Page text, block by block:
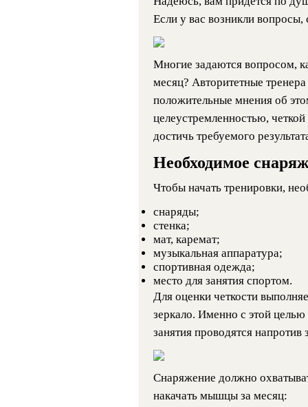
Если у вас возникли вопросы,
Многие задаются вопросом,
месяц? Авторитетные
положительные мнения об
целеустремленностью,
достичь требуемого
Необходимое
Чтобы начать тренировки,
снаряды;
стенка;
мат, каремат;
музыкальная аппаратура;
спортивная одежда;
место для занятия спортом.
Для оценки четкости
зеркало. Именно с этой
занятия проводятся напротив
Снаряжение должно
накачать мышцы за месяц: